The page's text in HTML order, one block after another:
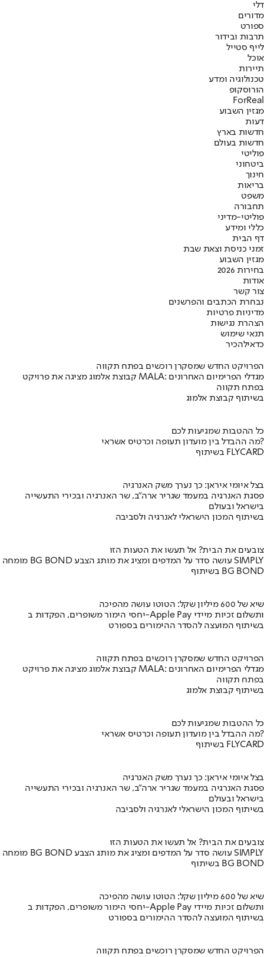
דלי
מדורים
ספורט
תרבות ובידור
לייף סטייל
אוכל
תיירות
טכנולוגיה ומדע
הורוסקופ
ForReal
מגזין השבוע
דעות
חדשות בארץ
חדשות בעולם
פוליטי
ביטחוני
חינוך
בריאות
משפט
תחבורה
פוליטי-מדיני
כללי ומידע
דף הבית
זמני כניסת וצאת שבת
מגזין השבוע
בחירות 2026
אודות
צור קשר
נבחרת הכתבים והפרשנים
מדיניות פרטיות
הצהרת נגישות
תנאי שימוש
כדאילהכיר
הפרויקט החדש שמסקרן רוכשים בפתח תקווה
קבוצת אלמוג מציגה את פרויקט MALA: מגדלי הפרימיום האחרונים
בפתח תקווה
בשיתוף קבוצת אלמוג
כל ההטבות שמגיעות לכם
מה ההבדל בין מועדון תעופה וכרטיס אשראי?
בשיתוף FLYCARD
בצל איומי איראן: כך נערך משק האנרגיה
פסגת האנרגיה במעמד שגריר ארה"ב, שר האנרגיה ובכירי התעשייה
בישראל ובעולם
בשיתוף המכון הישראלי לאנרגיה ולסביבה
צובעים את הבית? אל תעשו את הטעות הזו
מומחה BG BOND עושה סדר על המדפים ומציג את מותג הצבע SIMPLY
בשיתוף BG BOND
שיא של 600 מיליון שקל: הטוטו עושה מהפיכה
יחסי הימור משופרים, הפקדות ב-Apple Pay ותשלום זכיות מיידי
בשיתוף המועצה להסדר ההימורים בספורט
הפרויקט החדש שמסקרן רוכשים בפתח תקווה
קבוצת אלמוג מציגה את פרויקט MALA: מגדלי הפרימיום האחרונים
בפתח תקווה
בשיתוף קבוצת אלמוג
כל ההטבות שמגיעות לכם
מה ההבדל בין מועדון תעופה וכרטיס אשראי?
בשיתוף FLYCARD
בצל איומי איראן: כך נערך משק האנרגיה
פסגת האנרגיה במעמד שגריר ארה"ב, שר האנרגיה ובכירי התעשייה
בישראל ובעולם
בשיתוף המכון הישראלי לאנרגיה ולסביבה
צובעים את הבית? אל תעשו את הטעות הזו
מומחה BG BOND עושה סדר על המדפים ומציג את מותג הצבע SIMPLY
בשיתוף BG BOND
שיא של 600 מיליון שקל: הטוטו עושה מהפיכה
יחסי הימור משופרים, הפקדות ב-Apple Pay ותשלום זכיות מיידי
בשיתוף המועצה להסדר ההימורים בספורט
הפרויקט החדש שמסקרן רוכשים בפתח תקווה